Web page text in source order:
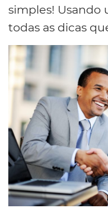
simples! Usando
todas as dicas